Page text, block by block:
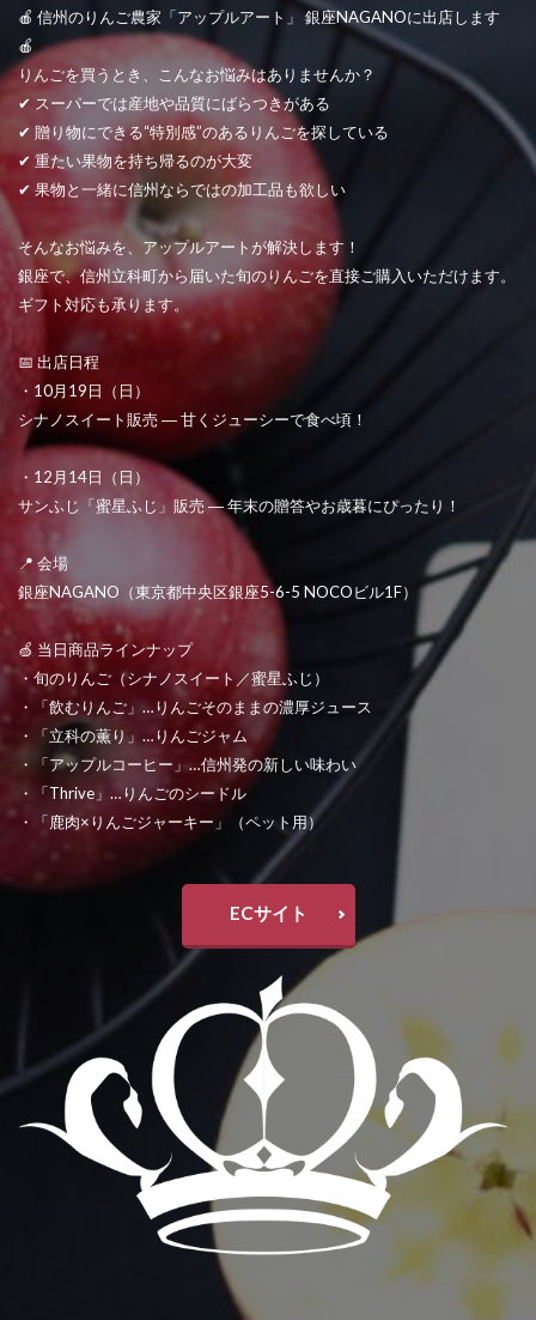
🍎 信州のりんご農家「アップルアート」 銀座NAGANOに出店します
🍎
りんごを買うとき、こんなお悩みはありませんか？
✔ スーパーでは産地や品質にばらつきがある
✔ 贈り物にできる“特別感”のあるりんごを探している
✔ 重たい果物を持ち帰るのが大変
✔ 果物と一緒に信州ならではの加工品も欲しい
そんなお悩みを、アップルアートが解決します！
銀座で、信州立科町から届いた旬のりんごを直接ご購入いただけます。
ギフト対応も承ります。
📅 出店日程
・10月19日（日）
シナノスイート販売 ― 甘くジューシーで食べ頃！
・12月14日（日）
サンふじ「蜜星ふじ」販売 ― 年末の贈答やお歳暮にぴったり！
📍 会場
銀座NAGANO（東京都中央区銀座5-6-5 NOCOビル1F）
🍏 当日商品ラインナップ
・旬のりんご（シナノスイート／蜜星ふじ）
・「飲むりんご」…りんごそのままの濃厚ジュース
・「立科の薫り」…りんごジャム
・「アップルコーヒー」…信州発の新しい味わい
・「Thrive」…りんごのシードル
・「鹿肉×りんごジャーキー」（ペット用）
ECサイト